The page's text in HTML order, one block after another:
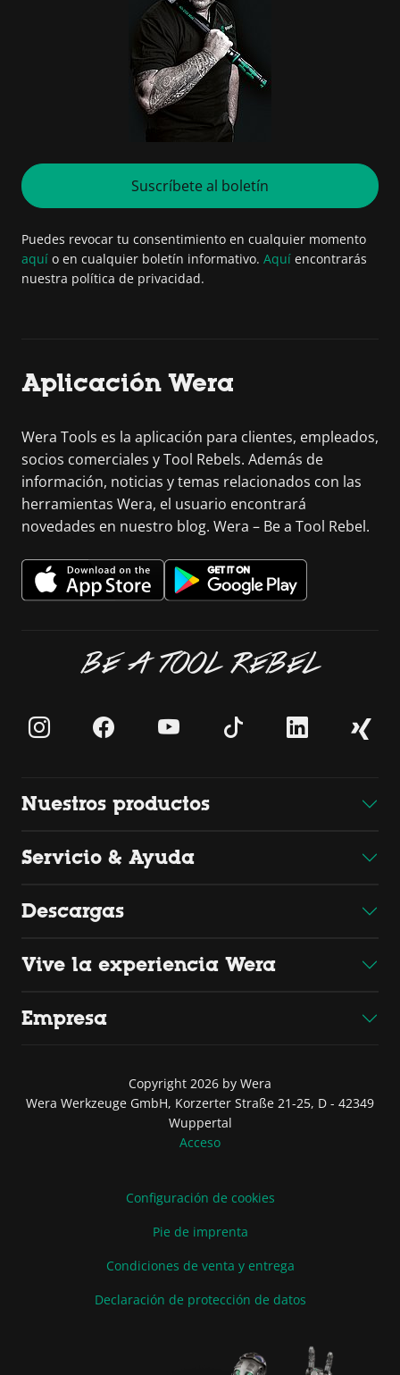
Suscríbete al boletín
Puedes revocar tu consentimiento en cualquier momento
aquí o en cualquier boletín informativo. Aquí encontrarás
nuestra política de privacidad.
Aplicación Wera
Wera Tools es la aplicación para clientes, empleados,
socios comerciales y Tool Rebels. Además de
información, noticias y temas relacionados con las
herramientas Wera, el usuario encontrará
novedades en nuestro blog. Wera – Be a Tool Rebel.
BE A TOOL REBEL
Nuestros productos
Servicio & Ayuda
Descargas
Vive la experiencia Wera
Empresa
Copyright 2026 by Wera
Wera Werkzeuge GmbH, Korzerter Straße 21-25, D - 42349
Wuppertal
Acceso
Configuración de cookies
Pie de imprenta
Condiciones de venta y entrega
Declaración de protección de datos